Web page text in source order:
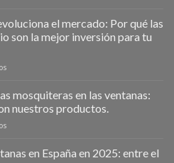
impulsa
el
cambio
la
en
el mercado: Por qué las
son la mejor inversión para tu
VentanaStock
revoluciona
el
qué
mosquiteras en las ventanas:
nuestros productos.
importancia
de
en España en 2025: entre el